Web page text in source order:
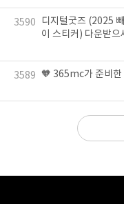
3590
디지털굿즈 (2025
이 스티커) 다운받
3589 🧡 365mc가 준비한